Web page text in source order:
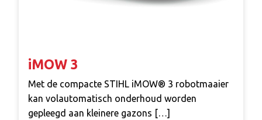
iMOW 3
Met de compacte STIHL iMOW® 3 robotmaaier
kan volautomatisch onderhoud worden
gepleegd aan kleinere gazons […]